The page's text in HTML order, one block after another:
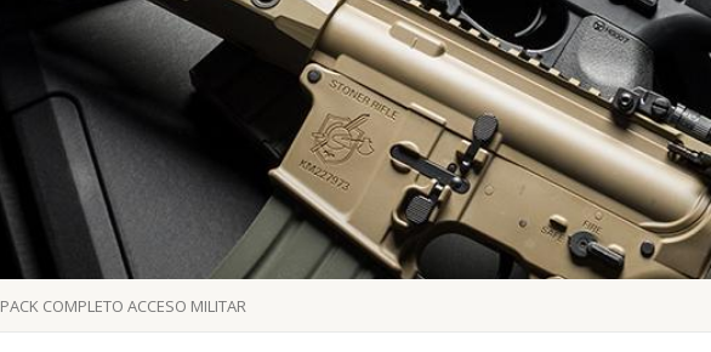
PACK COMPLETO ACCESO MILITAR